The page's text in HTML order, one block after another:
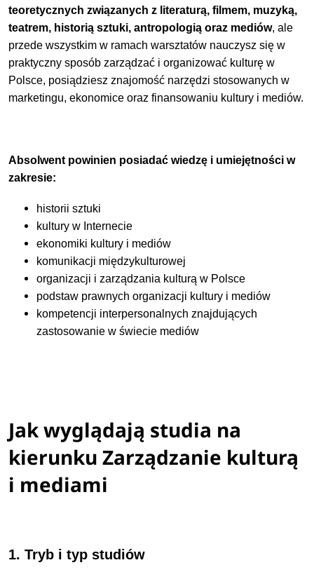
teoretycznych związanych z literaturą, filmem, muzyką,
teatrem, historią sztuki, antropologią oraz mediów, ale
przede wszystkim w ramach warsztatów nauczysz się w
praktyczny sposób zarządzać i organizować kulturę w
Polsce, posiądziesz znajomość narzędzi stosowanych w
marketingu, ekonomice oraz finansowaniu kultury i mediów.
Absolwent powinien posiadać wiedzę i umiejętności w
zakresie:
historii sztuki
kultury w Internecie
ekonomiki kultury i mediów
komunikacji międzykulturowej
organizacji i zarządzania kulturą w Polsce
podstaw prawnych organizacji kultury i mediów
kompetencji interpersonalnych znajdujących
zastosowanie w świecie mediów
Jak wyglądają studia na
kierunku Zarządzanie kulturą
i mediami
1. Tryb i typ studiów